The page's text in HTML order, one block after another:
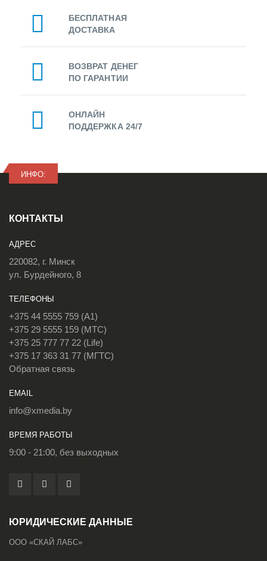
БЕСПЛАТНАЯ
ДОСТАВКА
ВОЗВРАТ ДЕНЕГ
ПО ГАРАНТИИ
ОНЛАЙН
ПОДДЕРЖКА 24/7
ИНФО:
КОНТАКТЫ
АДРЕС
220082, г. Минск
ул. Бурдейного, 8
ТЕЛЕФОНЫ
+375 44 5555 759 (A1)
+375 29 5555 159 (МТС)
+375 25 777 77 22 (Life)
+375 17 363 31 77 (МГТС)
Обратная связь
EMAIL
info@xmedia.by
ВРЕМЯ РАБОТЫ
9:00 - 21:00, без выходных
ЮРИДИЧЕСКИЕ ДАННЫЕ
ООО «СКАЙ ЛАБС»